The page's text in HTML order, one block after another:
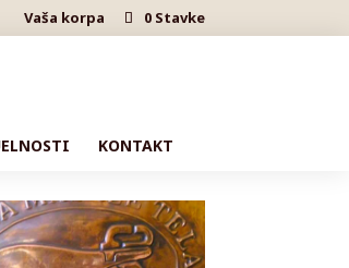
Vaša korpa 0 Stavke
KONTAKT